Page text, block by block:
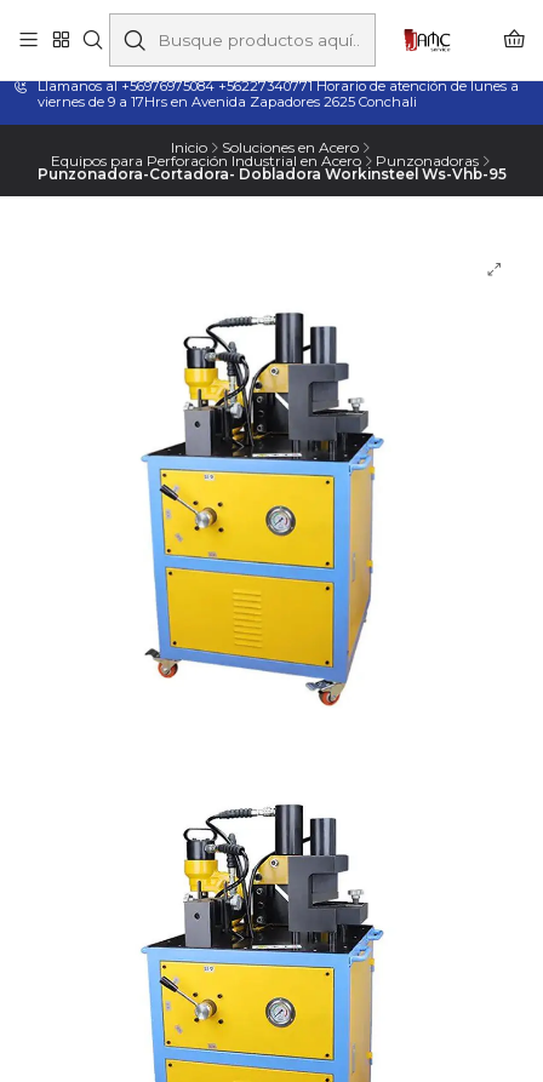
Taladros Magnéticos en Chile | Venta, Arriendo y Servicio
Técnico
Llamanos al +56976975084 +56227340771 Horario de atención de lunes a
viernes de 9 a 17Hrs en Avenida Zapadores 2625 Conchali
Inicio Soluciones en Acero
Equipos para Perforación Industrial en Acero Punzonadoras
Punzonadora-Cortadora- Dobladora Workinsteel Ws-Vhb-95